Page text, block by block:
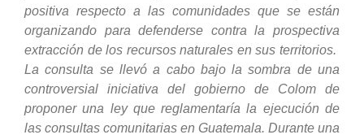
positiva respecto a las comunidades que se están
organizando para defenderse contra la prospectiva
extracción de los recursos naturales en sus territorios.
La consulta se llevó a cabo bajo la sombra de una
controversial iniciativa del gobierno de Colom de
proponer una ley que reglamentaría la ejecución de
las consultas comunitarias en Guatemala. Durante una